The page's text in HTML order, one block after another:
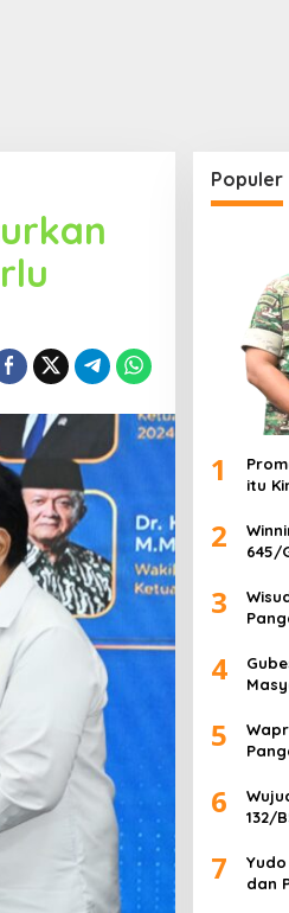
Populer
1
itu
2
645/
3
4
5
6
132/
7
dan